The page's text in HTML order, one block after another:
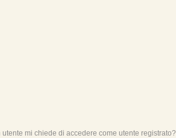
mi chiede di accedere come utente registrato?